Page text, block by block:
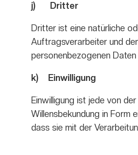
j) Dritter
Dritter ist eine natürliche
Auftragsverarbeiter und
personenbezogenen Daten
k) Einwilligung
Einwilligung ist jede von
Willensbekundung in Form
dass sie mit der